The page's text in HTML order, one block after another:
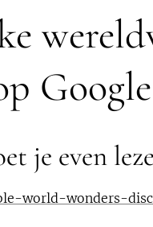
je even
world-wonders-